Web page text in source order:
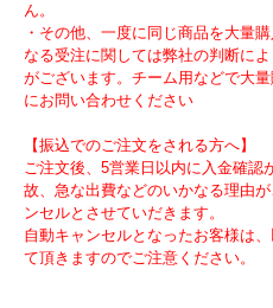
ん。
・その他、一度に同じ商品を大量
なる受注に関しては弊社の判断に
がございます。チーム用などで大
にお問い合わせください
【振込でのご注文をされる方へ】
ご注文後、5営業日以内に入金確認
故、急な出費などのいかなる理由
ンセルとさせていだきます。
自動キャンセルとなったお客様は
て頂きますのでご注意ください。